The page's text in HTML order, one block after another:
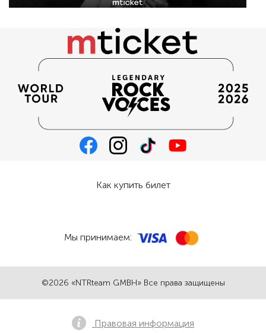
©2026 «NTRteam GMBH» Все права защищены
Как купить билет
Мы принимаем:
Правовая информация